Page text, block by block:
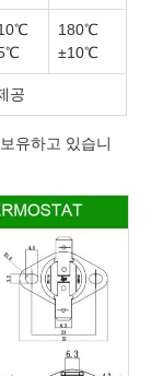
180℃
±10℃
공
유하고 있습니